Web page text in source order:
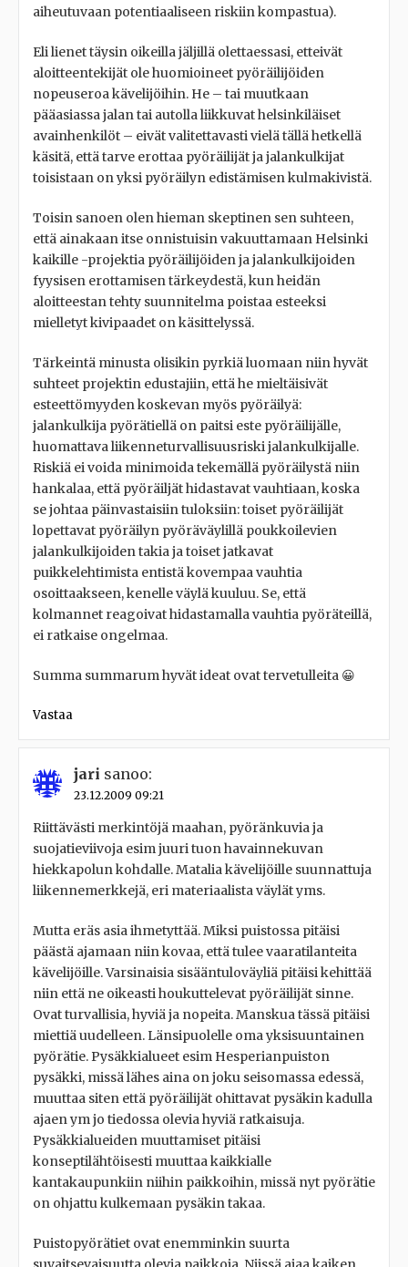
aiheutuvaan potentiaaliseen riskiin kompastua).
Eli lienet täysin oikeilla jäljillä olettaessasi, etteivät
aloitteentekijät ole huomioineet pyöräilijöiden
nopeuseroa kävelijöihin. He – tai muutkaan
pääasiassa jalan tai autolla liikkuvat helsinkiläiset
avainhenkilöt – eivät valitettavasti vielä tällä hetkellä
käsitä, että tarve erottaa pyöräilijät ja jalankulkijat
toisistaan on yksi pyöräilyn edistämisen kulmakivistä.
Toisin sanoen olen hieman skeptinen sen suhteen,
että ainakaan itse onnistuisin vakuuttamaan Helsinki
kaikille -projektia pyöräilijöiden ja jalankulkijoiden
fyysisen erottamisen tärkeydestä, kun heidän
aloitteestan tehty suunnitelma poistaa esteeksi
mielletyt kivipaadet on käsittelyssä.
Tärkeintä minusta olisikin pyrkiä luomaan niin hyvät
suhteet projektin edustajiin, että he mieltäisivät
esteettömyyden koskevan myös pyöräilyä:
jalankulkija pyörätiellä on paitsi este pyöräilijälle,
huomattava liikenneturvallisuusriski jalankulkijalle.
Riskiä ei voida minimoida tekemällä pyöräilystä niin
hankalaa, että pyöräiljät hidastavat vauhtiaan, koska
se johtaa päinvastaisiin tuloksiin: toiset pyöräilijät
lopettavat pyöräilyn pyöräväylillä poukkoilevien
jalankulkijoiden takia ja toiset jatkavat
puikkelehtimista entistä kovempaa vauhtia
osoittaakseen, kenelle väylä kuuluu. Se, että
kolmannet reagoivat hidastamalla vauhtia pyöräteillä,
ei ratkaise ongelmaa.
Summa summarum hyvät ideat ovat tervetulleita 😀
Vastaa
jari sanoo:
23.12.2009 09:21
Riittävästi merkintöjä maahan, pyöränkuvia ja
suojatieviivoja esim juuri tuon havainnekuvan
hiekkapolun kohdalle. Matalia kävelijöille suunnattuja
liikennemerkkejä, eri materiaalista väylät yms.
Mutta eräs asia ihmetyttää. Miksi puistossa pitäisi
päästä ajamaan niin kovaa, että tulee vaaratilanteita
kävelijöille. Varsinaisia sisääntuloväyliä pitäisi kehittää
niin että ne oikeasti houkuttelevat pyöräilijät sinne.
Ovat turvallisia, hyviä ja nopeita. Manskua tässä pitäisi
miettiä uudelleen. Länsipuolelle oma yksisuuntainen
pyörätie. Pysäkkialueet esim Hesperianpuiston
pysäkki, missä lähes aina on joku seisomassa edessä,
muuttaa siten että pyöräilijät ohittavat pysäkin kadulla
ajaen ym jo tiedossa olevia hyviä ratkaisuja.
Pysäkkialueiden muuttamiset pitäisi
konseptilähtöisesti muuttaa kaikkialle
kantakaupunkiin niihin paikkoihin, missä nyt pyörätie
on ohjattu kulkemaan pysäkin takaa.
Puistopyörätiet ovat enemminkin suurta